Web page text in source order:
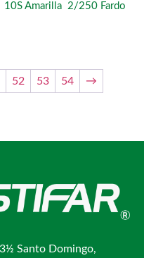
10S Amarilla 2/250 Fardo
52 53 54 →
Santo Domingo,